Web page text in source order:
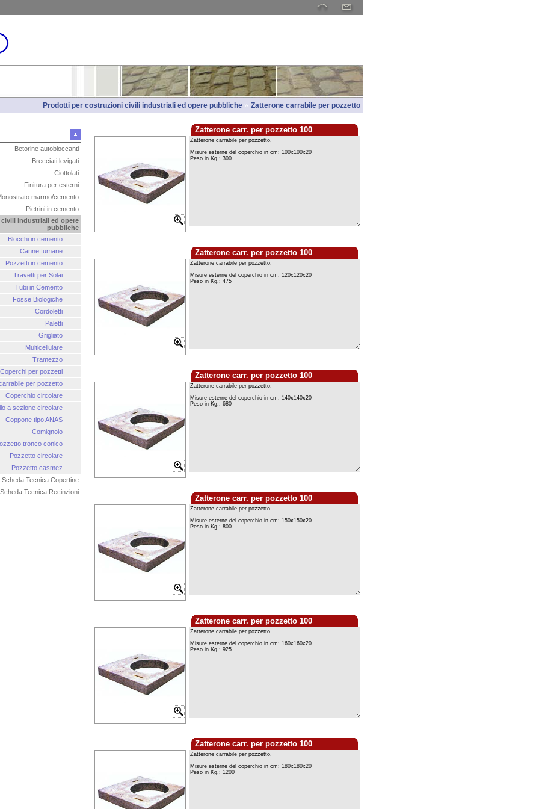
Prodotti per costruzioni civili industriali ed opere pubbliche » Zatterone carrabile per pozzetto
Betorine autobloccanti
Brecciati levigati
Ciottolati
Finitura per esterni
marmo/cemento
Pietrini in cemento
industriali ed opere
pubbliche
Blocchi in cemento
Canne fumarie
Pozzetti in cemento
Travetti per Solai
Tubi in Cemento
Fosse Biologiche
Cordoletti
Paletti
Grigliato
Multicellulare
Tramezzo
Coperchi per pozzetti
per pozzetto
Coperchio circolare
a sezione circolare
Coppone tipo ANAS
Comignolo
tronco conico
Pozzetto circolare
Pozzetto casmez
Scheda Tecnica Copertine
Scheda Tecnica Recinzioni
Zatterone carr. per pozzetto 100
Zatterone carr. per pozzetto 100
Zatterone carr. per pozzetto 100
Zatterone carr. per pozzetto 100
Zatterone carr. per pozzetto 100
Zatterone carr. per pozzetto 100